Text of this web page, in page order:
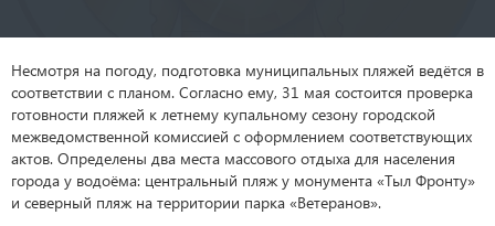
Несмотря на погоду, подготовка муниципальных пляжей ведётся в
соответствии с планом. Согласно ему, 31 мая состоится проверка
готовности пляжей к летнему купальному сезону городской
межведомственной комиссией с оформлением соответствующих
актов. Определены два места массового отдыха для населения
города у водоёма: центральный пляж у монумента «Тыл Фронту»
и северный пляж на территории парка «Ветеранов».